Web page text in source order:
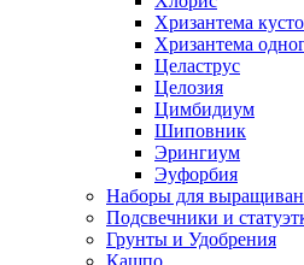
Хризантема
Хризантема
Целаструс
Целозия
Цимбидиум
Шиповник
Эрингиум
Эуфорбия
Наборы для
Подсвечники и
Грунты и Удобрения
Кашпо